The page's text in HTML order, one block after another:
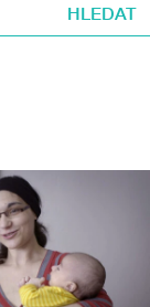
HLEDAT